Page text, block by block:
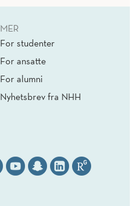
MER
For studenter
For ansatte
For alumni
Nyhetsbrev fra NHH